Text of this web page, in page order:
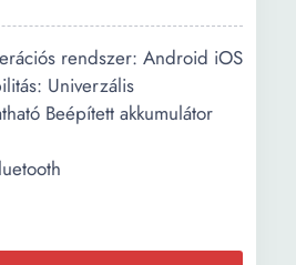
rendszer: Android iOS
Univerzális
Beépített akkumulátor